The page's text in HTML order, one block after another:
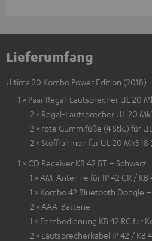
Lieferumfang
Ultima 20 Kombo Power Edition (2018)
1 × Paar Regal-Lautsprecher UL 20
2 × Regal-Lautsprecher UL 20
2 × rote Gummifüße (4 Stk.) für
2 × Stoffrahmen für UL 20 Mk3 18
1 × CD Receiver KB 42 BT – Schwarz
1 × AM-Antenne für IP 42 CR / KB
1 × Kombo 42 Bluetooth Dongle
2 × AAA-Batterie
1 × Fernbedienung KB 42 RC für
2 × Lautsprecherkabel IP 42 / KB